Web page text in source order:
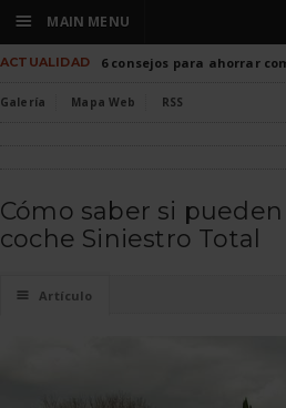
ACTUALIDAD 6 consejos para ahorrar
Galería Mapa Web RSS
Cómo saber si
coche Siniestro Total
☰ Artículo
☰ MAIN MENU